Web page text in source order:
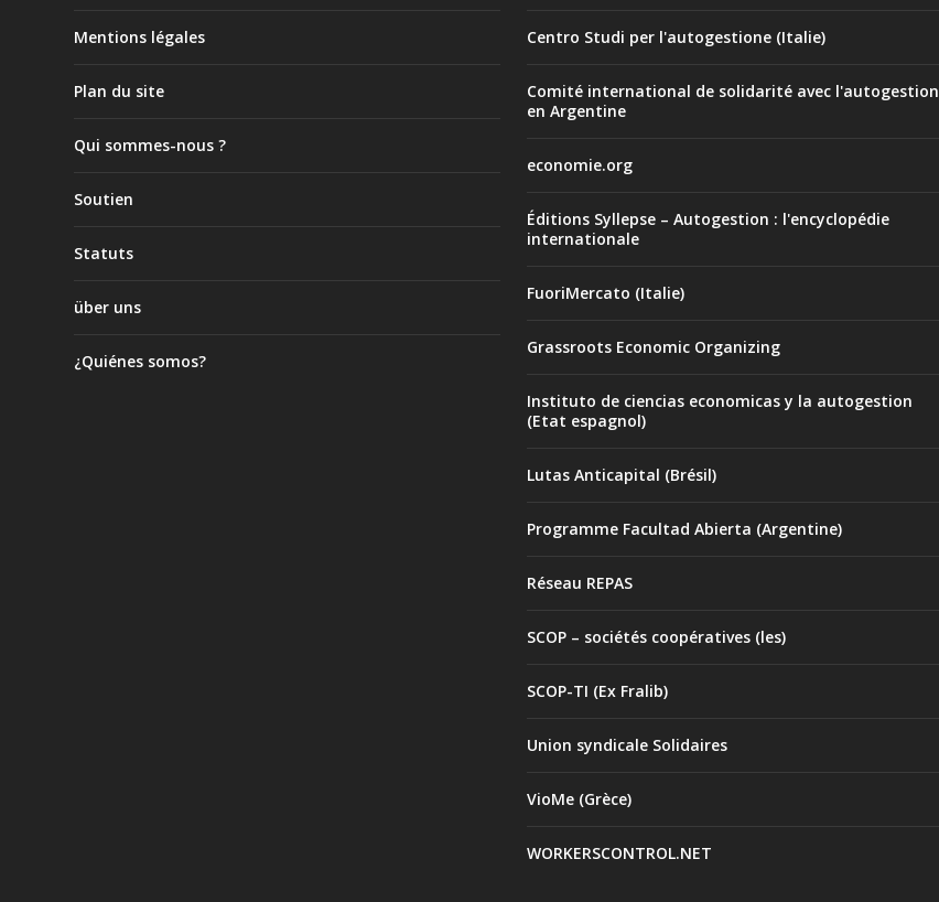
Mentions légales
Plan du site
Qui sommes-nous ?
Soutien
Statuts
über uns
¿Quiénes somos?
Centro Studi per l'autogestione (Italie)
Comité international de solidarité avec l'autogestion
en Argentine
economie.org
Éditions Syllepse – Autogestion : l'encyclopédie
internationale
FuoriMercato (Italie)
Grassroots Economic Organizing
Instituto de ciencias economicas y la autogestion
(Etat espagnol)
Lutas Anticapital (Brésil)
Programme Facultad Abierta (Argentine)
Réseau REPAS
SCOP – sociétés coopératives (les)
SCOP-TI (Ex Fralib)
Union syndicale Solidaires
VioMe (Grèce)
WORKERSCONTROL.NET